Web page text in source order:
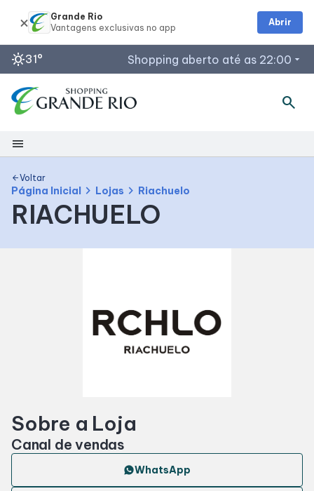
sunny31° Shopping aberto até as 22:00 arrow_drop_down
Horários de Funcionamento
Restaurantes
search
menu
Shopping
Mapa Interno
Como Chegar
Cinema
arrow_backVoltar
Página Inicial chevron_right Lojas chevron_right Riachuelo
RIACHUELO
Sobre a Loja
Canal de vendas
WhatsApp
Grande Rio
Abrir